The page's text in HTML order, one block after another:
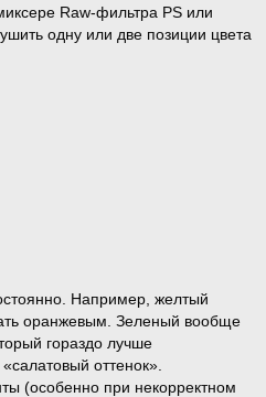
Raw-фильтра PS или
одну или две позиции цвета
Например, желтый
оранжевым. Зеленый вообще
гораздо лучше
оттенок».
(особенно при некорректном